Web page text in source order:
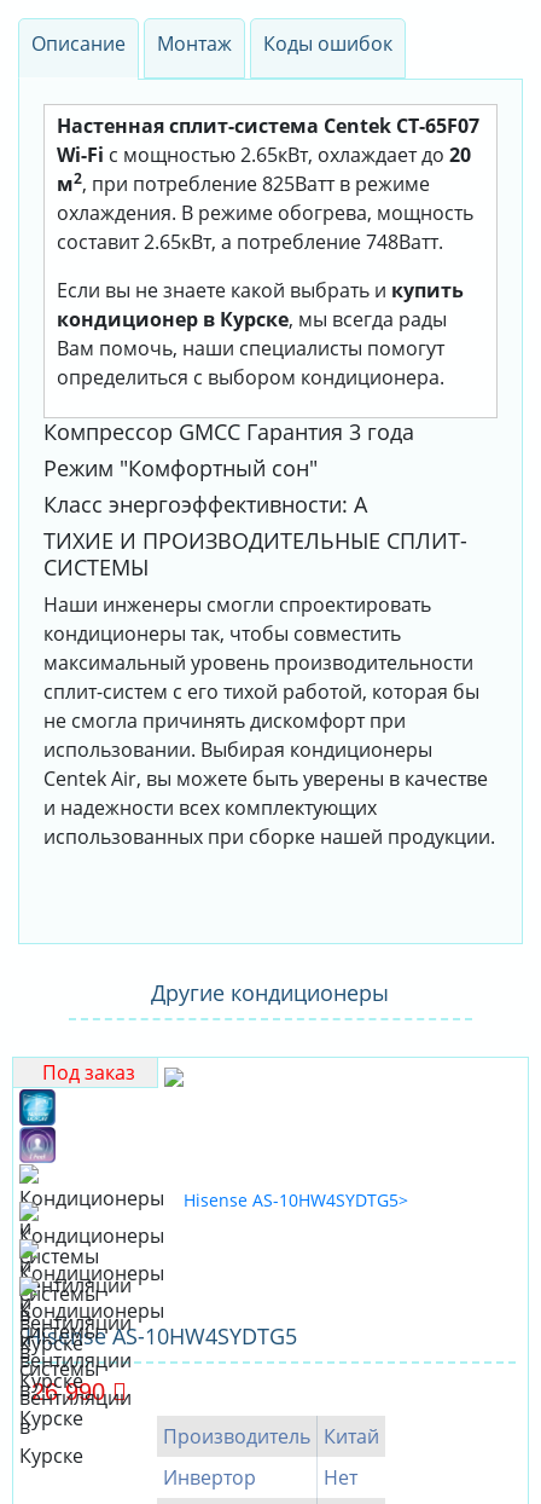
Описание Монтаж Коды ошибок
Настенная сплит-система Centek CT-65F07
Wi-Fi с мощностью 2.65кВт, охлаждает до 20
м2, при потребление 825Ватт в режиме
охлаждения. В режиме обогрева, мощность
составит 2.65кВт, а потребление 748Ватт.
Если вы не знаете какой выбрать и купить
кондиционер в Курске, мы всегда рады
Вам помочь, наши специалисты помогут
определиться с выбором кондиционера.
Компрессор GMCC Гарантия 3 года
Режим "Комфортный сон"
Класс энергоэффективности: А
ТИХИЕ И ПРОИЗВОДИТЕЛЬНЫЕ СПЛИТ-
СИСТЕМЫ
Наши инженеры смогли спроектировать
кондиционеры так, чтобы совместить
максимальный уровень производительности
сплит-систем с его тихой работой, которая бы
не смогла причинять дискомфорт при
использовании. Выбирая кондиционеры
Centek Air, вы можете быть уверены в качестве
и надежности всех комплектующих
использованных при сборке нашей продукции.
Другие кондиционеры
Под заказ
Hisense AS-10HW4SYDTG5
26 990
Производитель Китай
Инвертор
Нет